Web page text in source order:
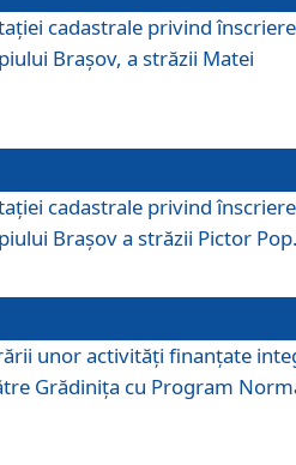
cadastrale privind
Braşov, a străzii Matei
cadastrale privind
Braşov a străzii Pictor
unor activităţi finanţate
Grădiniţa cu Program